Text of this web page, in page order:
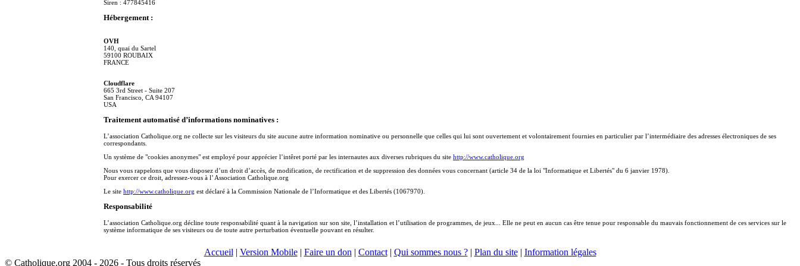
Siren : 477845416
Hébergement :
OVH
140, quai du Sartel
59100 ROUBAIX
FRANCE
Cloudflare
665 3rd Street - Suite 207
San Francisco, CA 94107
USA
Traitement automatisé d’informations nominatives :
L’association Catholique.org ne collecte sur les visiteurs du site aucune autre information nominative ou personnelle que celles qui lui sont ouvertement et volontairement fournies en particulier par l’intermédiaire des adresses électroniques de ses
correspondants.
Un système de "cookies anonymes" est employé pour apprécier l’intêret porté par les internautes aux diverses rubriques du site http://www.catholique.org
Nous vous rappelons que vous disposez d’un droit d’accès, de modification, de rectification et de suppression des données vous concernant (article 34 de la loi "Informatique et Libertés" du 6 janvier 1978).
Pour exercer ce droit, adressez-vous à l’ Association Catholique.org
Le site http://www.catholique.org est déclaré à la Commission Nationale de l’Informatique et des Libertés (1067970).
Responsabilité
L’association Catholique.org décline toute responsabilité quant à la navigation sur son site, l’installation et l’utilisation de programmes, de jeux... Elle ne peut en aucun cas être tenue pour responsable du mauvais fonctionnement de ces services sur le
système informatique de ses visiteurs ou de toute autre perturbation éventuelle pouvant en résulter.
Accueil | Version Mobile| Faire un don | Contact| Qui sommes nous ?| Plan du site| Information légales
© Catholique.org 2004 - 2026 - Tous droits réservés